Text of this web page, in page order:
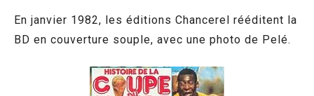
En janvier 1982, les éditions Chancerel rééditent la
BD en couverture souple, avec une photo de Pelé.